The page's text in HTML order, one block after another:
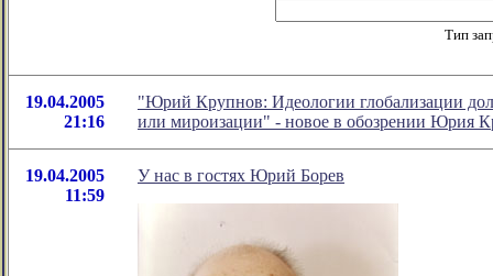
Тип
19.04.2005
21:16
"Юрий Крупнов: Идеологии глобализации
или мироизации" - новое в обозрении Юрия
19.04.2005
11:59
У нас в гостях Юрий Борев